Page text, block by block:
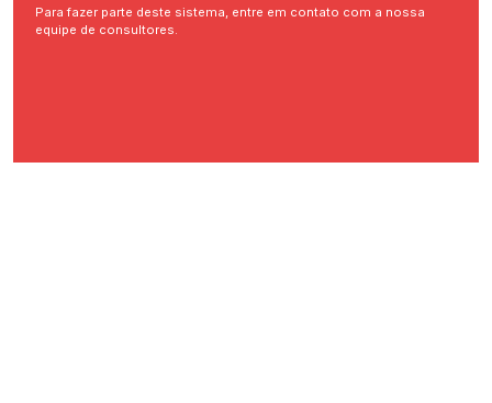
Para fazer parte deste sistema, entre em contato com a nossa
equipe de consultores.